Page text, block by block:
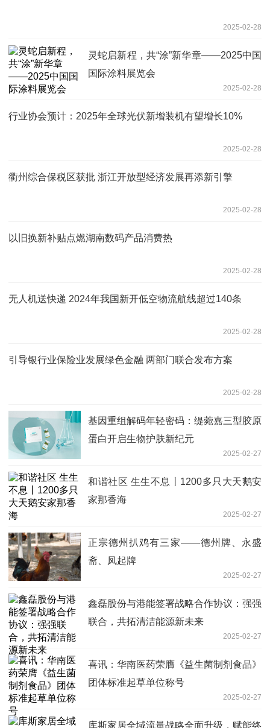
2025-02-28
灵蛇启新程，共“涂”新华章——2025中国
国际涂料展览会
2025-02-28
行业协会预计：2025年全球光伏新增装机有望增长10%
2025-02-28
衢州综合保税区获批 浙江开放型经济发展再添新引擎
2025-02-28
以旧换新补贴点燃湖南数码产品消费热
2025-02-28
无人机送快递 2024年我国新开低空物流航线超过140条
2025-02-28
引导银行业保险业发展绿色金融 两部门联合发布方案
2025-02-28
基因重组解码年轻密码：缇菀嘉三型胶原
蛋白开启生物护肤新纪元
2025-02-27
和谐社区 生生不息丨1200多只大天鹅安
家那香海
2025-02-27
正宗德州扒鸡有三家——德州牌、永盛
斋、凤起牌
2025-02-27
鑫磊股份与港能签署战略合作协议：强强
联合，共拓清洁能源新未来
2025-02-27
喜讯：华南医药荣膺《益生菌制剂食品》
团体标准起草单位称号
2025-02-27
库斯家居全域流量战略全面升级，赋能终